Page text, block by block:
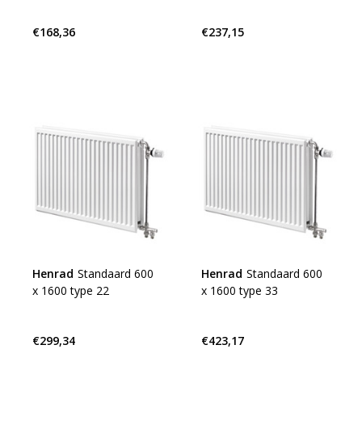
€168,36 €237,15
Henrad Standaard 600
x 1600 type 22
€299,34
Henrad Standaard 600
x 1600 type 33
€423,17